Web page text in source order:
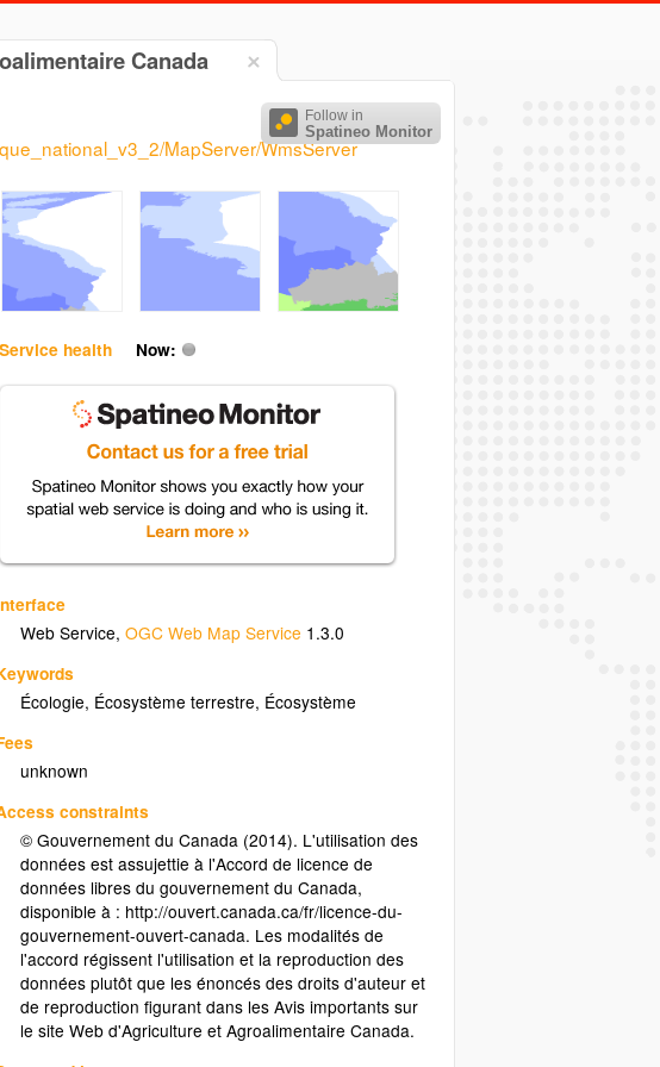
Canada
Follow in
Spatineo Monitor
MapServer/WmsServer
Service health Now:
Web Service,OGC Web Map Service 1.3.0
Écologie, Écosystème terrestre, Écosystème
unknown
constraints
© Gouvernement du Canada (2014). L'utilisation des
données est assujettie à l'Accord de licence de
données libres du gouvernement du Canada,
disponible à : http://ouvert.canada.ca/fr/licence-du-
gouvernement-ouvert-canada. Les modalités de
l'accord régissent l'utilisation et la reproduction des
données plutôt que les énoncés des droits d'auteur et
de reproduction figurant dans les Avis importants sur
le site Web d'Agriculture et Agroalimentaire Canada.